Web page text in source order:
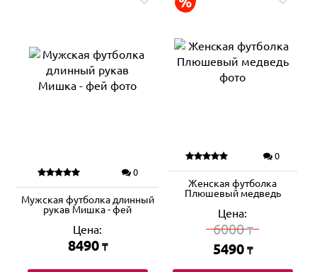
0
Мужская футболка длинный
рукав Мишка - фей
Цена:
8490 ₸
0
Женская футболка
Плюшевый медведь
Цена:
6000₸
5490 ₸